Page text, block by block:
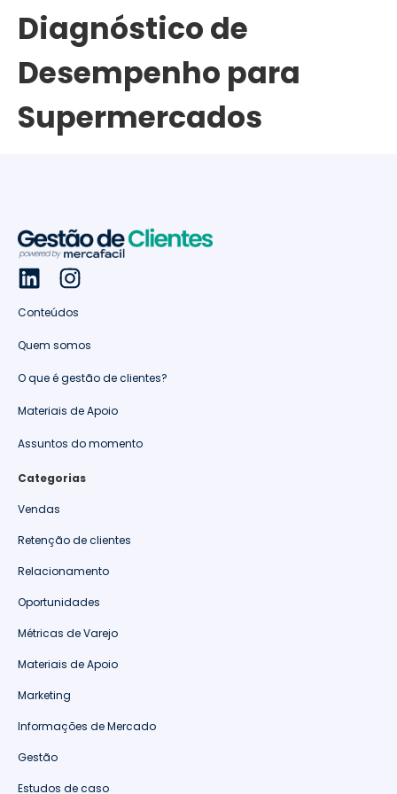
Diagnóstico de
Desempenho para
Supermercados
Conteúdos
Quem somos
O que é gestão de clientes?
Materiais de Apoio
Assuntos do momento
Categorias
Vendas
Retenção de clientes
Relacionamento
Oportunidades
Métricas de Varejo
Materiais de Apoio
Marketing
Informações de Mercado
Gestão
Estudos de caso